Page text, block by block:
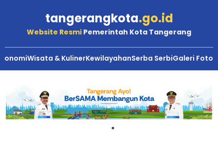
tangerangkota.go.id
Website Resmi Pemerintah Kota Tangerang
Wisata & KulinerKewilayahanSerba SerbiGaleri Foto